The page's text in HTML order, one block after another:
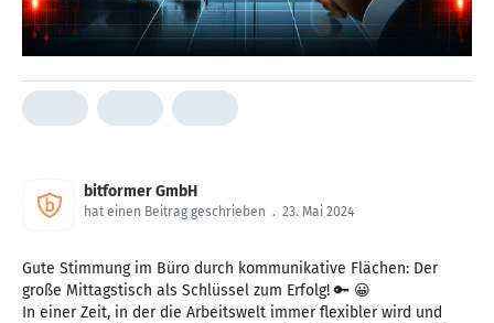
bitformer GmbH
hat einen Beitrag geschrieben . 23. Mai 2024
Gute Stimmung im Büro durch kommunikative Flächen: Der
große Mittagstisch als Schlüssel zum Erfolg! 🔑 😀
In einer Zeit, in der die Arbeitswelt immer flexibler wird und